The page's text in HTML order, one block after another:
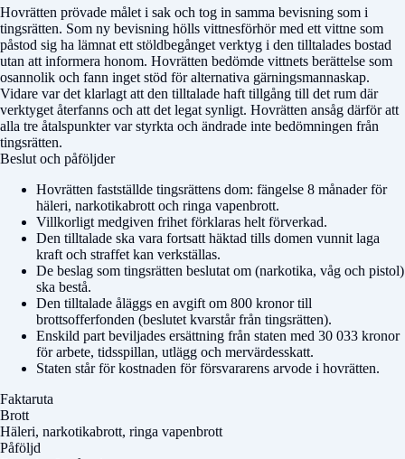
Hovrätten prövade målet i sak och tog in samma bevisning som i
tingsrätten. Som ny bevisning hölls vittnesförhör med ett vittne som
påstod sig ha lämnat ett stöldbegånget verktyg i den tilltalades bostad
utan att informera honom. Hovrätten bedömde vittnets berättelse som
osannolik och fann inget stöd för alternativa gärningsmannaskap.
Vidare var det klarlagt att den tilltalade haft tillgång till det rum där
verktyget återfanns och att det legat synligt. Hovrätten ansåg därför att
alla tre åtalspunkter var styrkta och ändrade inte bedömningen från
tingsrätten.
Beslut och påföljder
Hovrätten fastställde tingsrättens dom: fängelse 8 månader för
häleri, narkotikabrott och ringa vapenbrott.
Villkorligt medgiven frihet förklaras helt förverkad.
Den tilltalade ska vara fortsatt häktad tills domen vunnit laga
kraft och straffet kan verkställas.
De beslag som tingsrätten beslutat om (narkotika, våg och pistol)
ska bestå.
Den tilltalade åläggs en avgift om 800 kronor till
brottsofferfonden (beslutet kvarstår från tingsrätten).
Enskild part beviljades ersättning från staten med 30 033 kronor
för arbete, tidsspillan, utlägg och mervärdesskatt.
Staten står för kostnaden för försvararens arvode i hovrätten.
Faktaruta
Brott
Häleri, narkotikabrott, ringa vapenbrott
Påföljd